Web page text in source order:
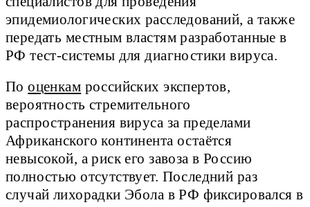
эпидемиологических расследований, а также
передать местным властям разработанные в
РФ тест-системы для диагностики вируса.
Пооценкам российских экспертов,
вероятность стремительного
распространения вируса за пределами
Африканского континента остаётся
невысокой, а риск его завоза в Россию
полностью отсутствует. Последний раз
случай лихорадки Эбола в РФ фиксировался в